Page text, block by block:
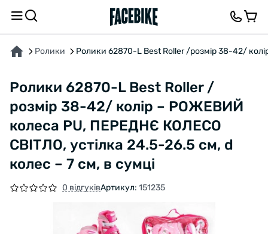
Ролики Ролики 62870-L Best Roller /розмір 38-42/
Ролики 62870-L Best Roller /
розмір 38-42/ колір – РОЖЕВИЙ
колеса PU, ПЕРЕДНЄ КОЛЕСО
СВІТЛО, устілка 24.5-26.5 см, d
колес – 7 см, в сумці
0 відгуківАртикул: 151235
ПРО ТОВАР ХАРАКТЕРИСТИКИВІДГУКИ ТА ЗАПИТАННЯ